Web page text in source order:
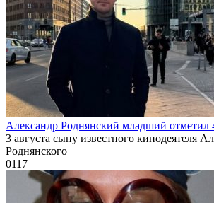
Александр Роднянский младший отметил
3 августа сыну известного кинодеятеля
Роднянского
0117